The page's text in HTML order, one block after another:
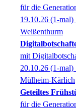
für die
19.10.26 (1-mal)
Weißenthurm
mit
20.10.26 (1-mal)
Mülheim-Kärlich
Geteiltes
für die